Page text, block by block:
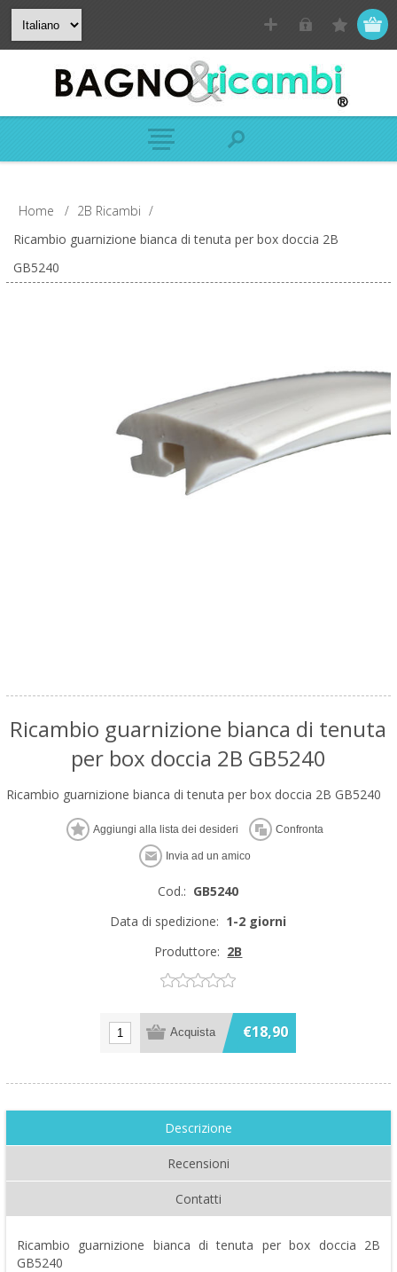
Home / 2B Ricambi /
Ricambio guarnizione bianca di tenuta per box doccia 2B
GB5240
Ricambio guarnizione bianca di tenuta
per box doccia 2B GB5240
Ricambio guarnizione bianca di tenuta per box doccia 2B GB5240
Cod.: GB5240
Data di spedizione: 1-2 giorni
Produttore: 2B
€18,90
Descrizione
Recensioni
Contatti
Ricambio guarnizione bianca di tenuta per box doccia 2B
GB5240